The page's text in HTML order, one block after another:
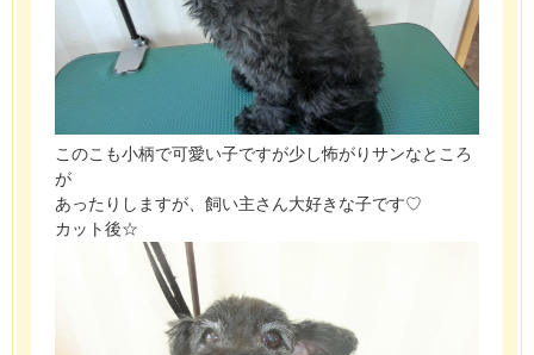
このこも小柄で可愛い子ですが少し怖がりサンなところ
が
あったりしますが、飼い主さん大好きな子です♡
カット後☆